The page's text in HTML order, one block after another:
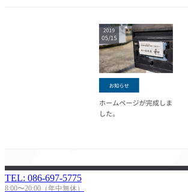
TEL: 086-697-5775
8:00〜20:00（年中無休）